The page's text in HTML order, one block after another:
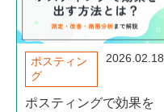
ポスティン
グ
2026.02.18
ポスティングで効果を